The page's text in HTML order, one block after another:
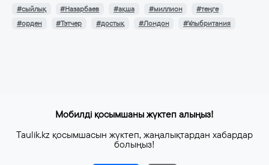
#сыйлық #Назарбаев #ақша #миллион
#теңге
#орден
#Тэтчер #достық #Лондон #Ұлыбритания
Мобилді қосымшаны жүктеп алыңыз!
Taulik.kz қосымшасын жүктеп, жаңалықтардан хабардар
болыңыз!